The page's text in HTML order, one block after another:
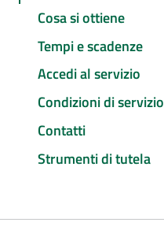
Cosa si ottiene
Tempi e scadenze
Accedi al servizio
Condizioni di servizio
Contatti
Strumenti di tutela